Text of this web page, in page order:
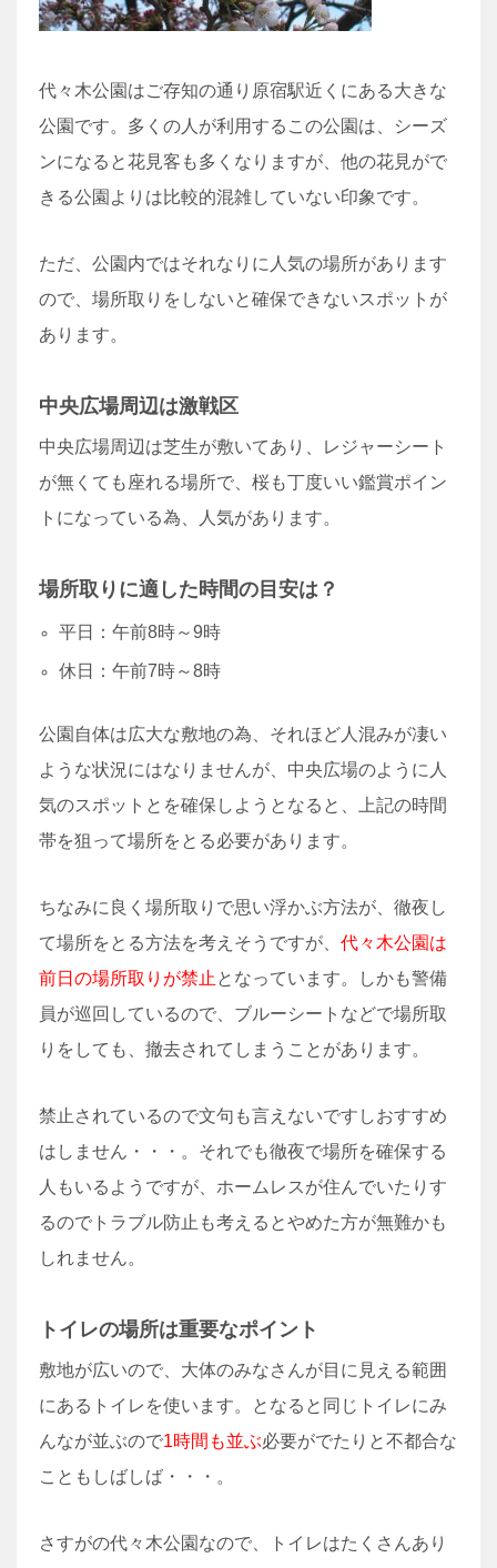
代々木公園はご存知の通り原宿駅近くにある大きな
公園です。多くの人が利用するこの公園は、シーズ
ンになると花見客も多くなりますが、他の花見がで
きる公園よりは比較的混雑していない印象です。
ただ、公園内ではそれなりに人気の場所があります
ので、場所取りをしないと確保できないスポットが
あります。
中央広場周辺は激戦区
中央広場周辺は芝生が敷いてあり、レジャーシート
が無くても座れる場所で、桜も丁度いい鑑賞ポイン
トになっている為、人気があります。
場所取りに適した時間の目安は？
平日：午前8時～9時
休日：午前7時～8時
公園自体は広大な敷地の為、それほど人混みが凄い
ような状況にはなりませんが、中央広場のように人
気のスポットとを確保しようとなると、上記の時間
帯を狙って場所をとる必要があります。
ちなみに良く場所取りで思い浮かぶ方法が、徹夜し
て場所をとる方法を考えそうですが、 代々木公園は
前日の場所取りが禁止 となっています。しかも警備
員が巡回しているので、ブルーシートなどで場所取
りをしても、撤去されてしまうことがあります。
禁止されているので文句も言えないですしおすすめ
はしません・・・。それでも徹夜で場所を確保する
人もいるようですが、ホームレスが住んでいたりす
るのでトラブル防止も考えるとやめた方が無難かも
しれません。
トイレの場所は重要なポイント
敷地が広いので、大体のみなさんが目に見える範囲
にあるトイレを使います。となると同じトイレにみ
んなが並ぶので1時間も並ぶ必要がでたりと不都合な
こともしばしば・・・。
さすがの代々木公園なので、トイレはたくさんあり